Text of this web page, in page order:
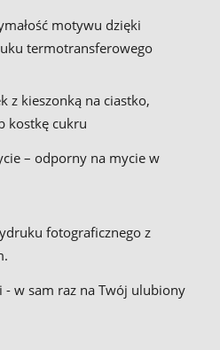
motywu dzięki
termotransferowego
z kieszonką na ciastko,
kostkę cukru
– odporny na mycie w
fotograficznego z
w sam raz na Twój ulubiony